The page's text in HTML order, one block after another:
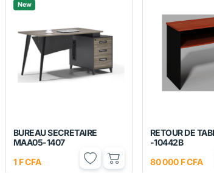
New
BUREAU SECRETAIRE
MAA05-1407
1 F CFA
RETOUR DE
-10442B
80 000 F CFA